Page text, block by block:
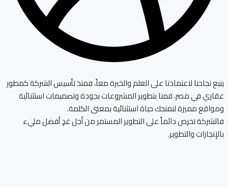
ينبع نجاحنا لاعتمادنا على العلم والخبرة معاً، فمنذ تأسيس الشركة كمطور
عقاري في مصر، قمنا بتطوير المشروعات بجودة وتصميمات استثنائية
ومواقع مميزة لنمنحك حياة استثنائية بمعنى الكلمة.
فالشركة تحرص دائماً على التطوير المستمر من أجل غدٍ أفضل مليء
بالإنجازات والتطوير.